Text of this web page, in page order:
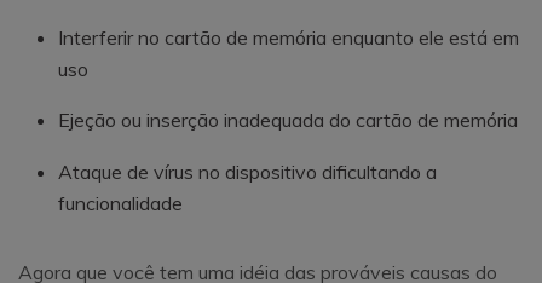
Interferir no cartão de memória enquanto ele está em
uso
Ejeção ou inserção inadequada do cartão de memória
Ataque de vírus no dispositivo dificultando a
funcionalidade
Agora que você tem uma idéia das prováveis causas do